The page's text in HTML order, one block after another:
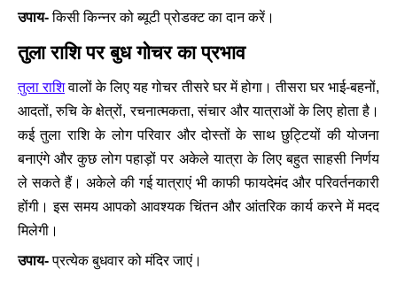
उपाय-किसी किन्नर को ब्यूटी प्रोडक्ट का दान करें।
तुला राशि पर बुध गोचर का प्रभाव
तुला राशिवालों के लिए यह गोचर तीसरे घर में होगा। तीसरा घर भाई-बहनों,
आदतों, रुचि के क्षेत्रों, रचनात्मकता, संचार और यात्राओं के लिए होता है।
कई तुला राशि के लोग परिवार और दोस्तों के साथ छुट्टियों की योजना
बनाएंगे और कुछ लोग पहाड़ों पर अकेले यात्रा के लिए बहुत साहसी निर्णय
ले सकते हैं। अकेले की गई यात्राएं भी काफी फायदेमंद और परिवर्तनकारी
होंगी। इस समय आपको आवश्यक चिंतन और आंतरिक कार्य करने में मदद
मिलेगी।
उपाय-प्रत्येक बुधवार को मंदिर जाएं।